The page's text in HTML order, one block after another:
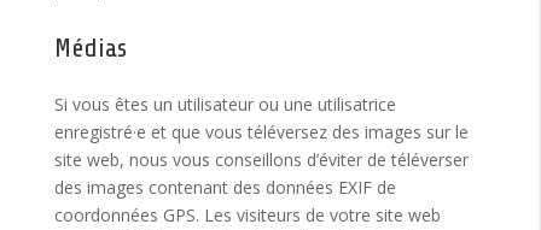
Médias
Si vous êtes un utilisateur ou une utilisatrice
enregistré·e et que vous téléversez des images sur le
site web, nous vous conseillons d’éviter de téléverser
des images contenant des données EXIF de
coordonnées GPS. Les visiteurs de votre site web